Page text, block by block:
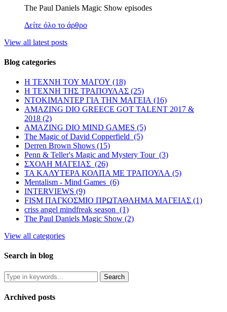
The Paul Daniels Magic Show episodes
Δείτε όλο το άρθρο
View all latest posts
Blog categories
Η ΤΕΧΝΗ ΤΟΥ ΜΑΓΟΥ (18)
Η ΤΕΧΝΗ ΤΗΣ ΤΡΑΠΟΥΛΑΣ (25)
ΝΤΟΚΙΜΑΝΤΕΡ ΓΙΑ ΤΗΝ ΜΑΓΕΙΑ (16)
AMAZING DIO GREECE GOT TALENT 2017 &
2018 (2)
AMAZING DIO MIND GAMES (5)
The Magic of David Copperfield (5)
Derren Brown Shows (15)
Penn & Teller's Magic and Mystery Tour (3)
ΣΧΟΛΗ ΜΑΓΕΙΑΣ (26)
ΤΑ ΚΑΛΥΤΕΡΑ ΚΟΛΠΑ ΜΕ ΤΡΑΠΟΥΛΑ (5)
Mentalism - Mind Games (6)
INTERVIEWS (9)
FISM ΠΑΓΚΟΣΜΙΟ ΠΡΩΤΑΘΛΗΜΑ ΜΑΓΕΙΑΣ (1)
criss angel mindfreak season (1)
The Paul Daniels Magic Show (2)
View all categories
Search in blog
Archived posts